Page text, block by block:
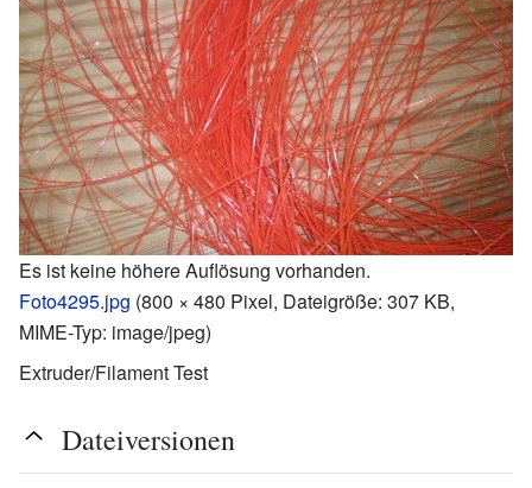
Es ist keine höhere Auflösung vorhanden.
Foto4295.jpg (800 × 480 Pixel, Dateigröße: 307 KB,
MIME-Typ: image/jpeg)
Extruder/Filament Test
Dateiversionen